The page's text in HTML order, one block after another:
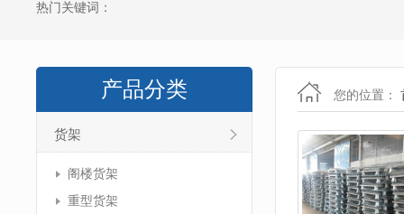
热门关键词：
产品分类
货架
阁楼货架
重型货架
您的位置：